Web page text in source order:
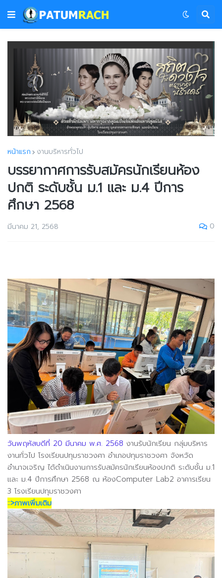
หน้าแรก งานบริหารทั่วไป
บรรยากาศการรับสมัครนักเรียนห้อง
ปกติ ระดับชั้น ม.1 และ ม.4 ปีการ
ศึกษา 2568
มีนาคม 21, 2568 0
วันพฤหัสบดีที่ 20 มีนาคม พ.ศ. 2568 งานรับนักเรียน กลุ่มบริหาร
งานทั่วไป โรงเรียนปทุมราชวงศา อำเภอปทุมราชวงศา จังหวัด
อำนาจเจริญ ได้ดำเนินงานการรับสมัครนักเรียนห้องปกติ ระดับชั้น ม.1
และ ม.4 ปีการศึกษา 2568 ณ ห้องComputer Lab2 อาคารเรียน
3 โรงเรียนปทุมราชวงศา
::>ภาพเพิ่มเติม